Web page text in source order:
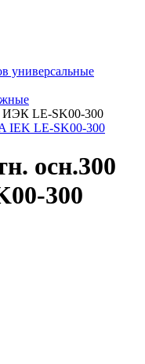
универсальные
ИЭК LE-SK00-300
осн.300
300